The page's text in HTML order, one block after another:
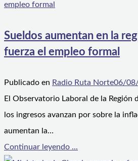
Sueldos aumentan en la
fuerza el empleo formal
Publicado en Radio Ruta Norte06/
El Observatorio Laboral de la Región
los ingresos avanzan por sobre la
aumentan la…
Continuar leyendo ...